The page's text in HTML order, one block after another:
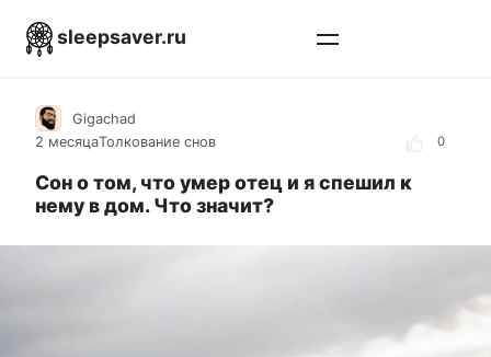
sleepsaver.ru
0
Gigachad
2 месяцаТолкование снов
Сон о том, что умер отец и я спешил к
нему в дом. Что значит?